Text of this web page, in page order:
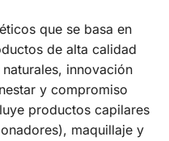
que se basa en
de alta calidad
innovación
y compromiso
productos capilares
maquillaje y